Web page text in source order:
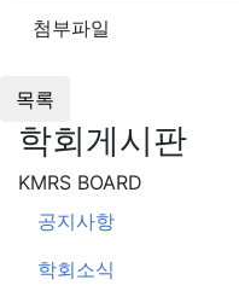
첨부파일
학회게시판
KMRS BOARD
공지사항
학회소식